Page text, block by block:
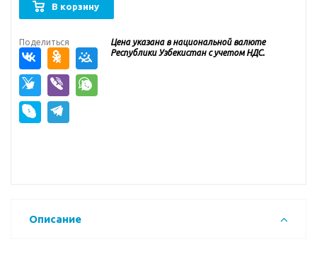
В корзину
Поделиться
Цена указана в национальной валюте
Республики Узбекистан с учетом НДС.
Описание